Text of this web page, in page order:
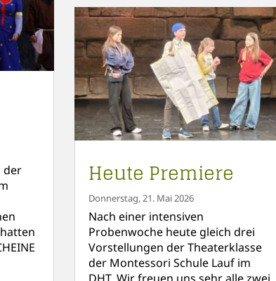
der
Heute Premiere
Donnerstag, 21. Mai 2026
Nach einer intensiven
Probenwoche heute gleich drei
Vorstellungen der Theaterklasse
der Montessori Schule Lauf im